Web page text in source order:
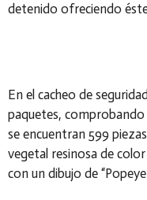
detenido ofreciendo
En el cacheo de
paquetes,
se encuentran 599
vegetal resinosa de
con un dibujo de